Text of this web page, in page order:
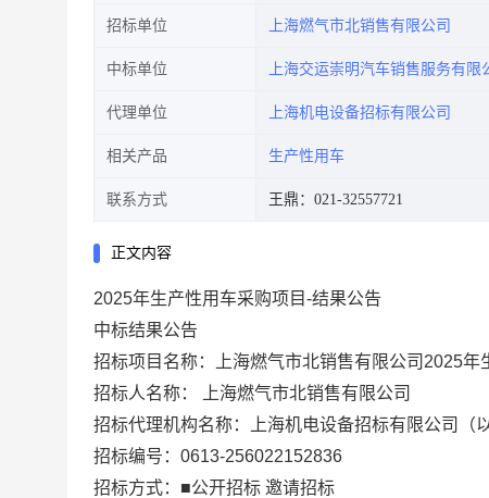
招标单位 上海燃气市北销售有限公司
中标单位 上海交运崇明汽车销售服务有限
代理单位 上海机电设备招标有限公司
相关产品 生产性用车
联系方式 王鼎：021-32557721
正文内容
2025年生产性用车采购项目-结果公告
中标结果公告
招标项目名称：上海燃气市北销售有限公司2025年
招标人名称：
上海燃气市北销售有限公司
招标代理机构名称：
上海机电设备招标有限公司
（
招标编号： 0613-256022152836
招标方式：■公开招标 邀请招标